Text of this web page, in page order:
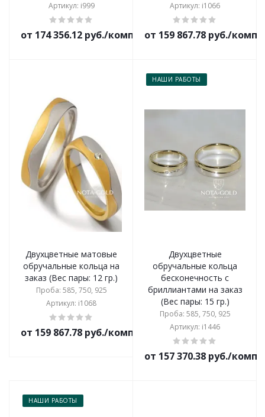
Артикул: i999
от 174 356.12 руб./комплект
Артикул: i1066
от 159 867.78 руб./
Двухцветные матовые
обручальные кольца на
заказ (Вес пары: 12 гр.)
Проба: 585, 750, 925
Артикул: i1068
от 159 867.78 руб./комплект
НАШИ РАБОТЫ
Двухцветные
обручальные кольца
бесконечность с
бриллиантами на заказ
(Вес пары: 15 гр.)
Проба: 585, 750, 925
Артикул: i1446
от 157 370.38 руб./
НАШИ РАБОТЫ